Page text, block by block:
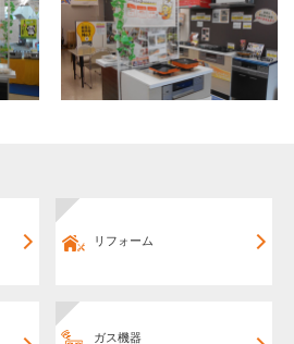
リフォーム
ガス機器